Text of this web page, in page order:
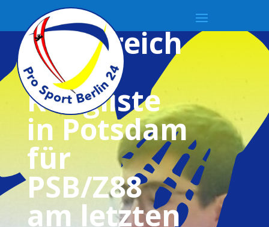
Erfolgreich
e O19
Rangliste
in Potsdam
für
PSB/Z88
am letzten